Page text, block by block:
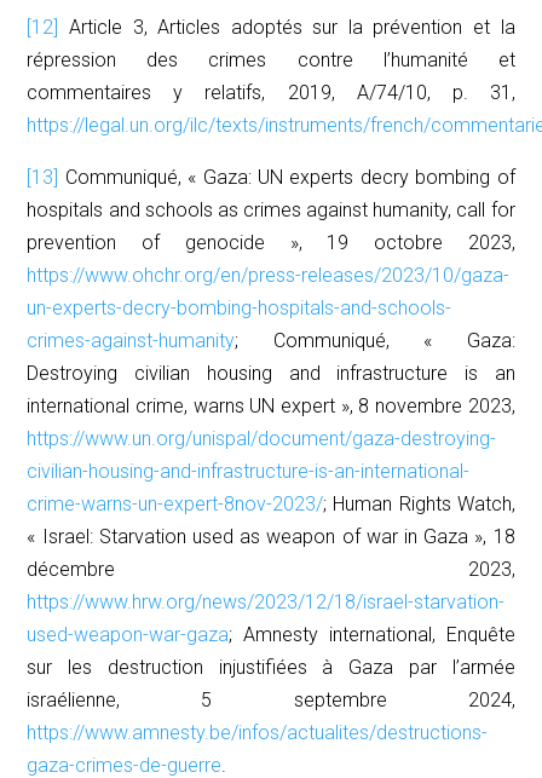
[12] Article 3, Articles adoptés sur la prévention et la
répression des crimes contre l’humanité et
commentaires y relatifs, 2019, A/74/10, p. 31,
https://legal.un.org/ilc/texts/instruments/french/
[13] Communiqué, « Gaza: UN experts decry bombing of
hospitals and schools as crimes against humanity, call for
prevention of genocide », 19 octobre 2023,
https://www.ohchr.org/en/press-releases/2023/10/gaza-
un-experts-decry-bombing-hospitals-and-schools-
crimes-against-humanity; Communiqué, « Gaza:
Destroying civilian housing and infrastructure is an
international crime, warns UN expert », 8 novembre 2023,
https://www.un.org/unispal/document/gaza-destroying-
civilian-housing-and-infrastructure-is-an-international-
crime-warns-un-expert-8nov-2023/; Human Rights Watch,
« Israel: Starvation used as weapon of war in Gaza », 18
décembre 2023,
https://www.hrw.org/news/2023/12/18/israel-starvation-
used-weapon-war-gaza; Amnesty international, Enquête
sur les destruction injustifiées à Gaza par l’armée
israélienne, 5 septembre 2024,
https://www.amnesty.be/infos/actualites/destructions-
gaza-crimes-de-guerre.